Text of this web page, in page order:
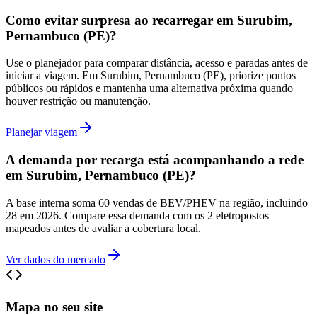
Como evitar surpresa ao recarregar em Surubim,
Pernambuco (PE)?
Use o planejador para comparar distância, acesso e paradas antes de
iniciar a viagem. Em Surubim, Pernambuco (PE), priorize pontos
públicos ou rápidos e mantenha uma alternativa próxima quando
houver restrição ou manutenção.
Planejar viagem
A demanda por recarga está acompanhando a rede
em Surubim, Pernambuco (PE)?
A base interna soma 60 vendas de BEV/PHEV na região, incluindo
28 em 2026. Compare essa demanda com os 2 eletropostos
mapeados antes de avaliar a cobertura local.
Ver dados do mercado
Mapa no seu site